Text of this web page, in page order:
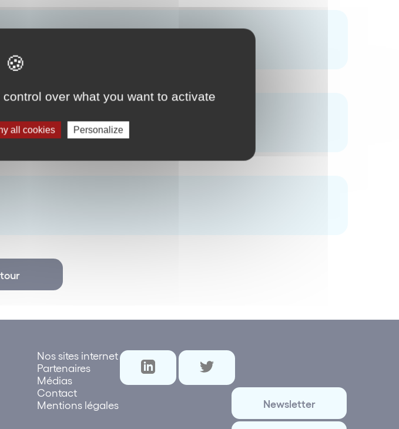
Nos sites internet
Partenaires
Médias
Contact
Mentions légales
Newsletter
over what you want to activate
all cookies Personalize